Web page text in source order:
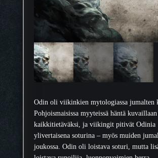
Odin oli viikinkien mytologiassa jumalten
Pohjoismaisissa myyteissä häntä kuvaillaan
kaikkitietäväksi, ja viikingit pitivät Odinia
ylivertaisena soturina – myös muiden
joukossa. Odin oli loistava soturi, mutta